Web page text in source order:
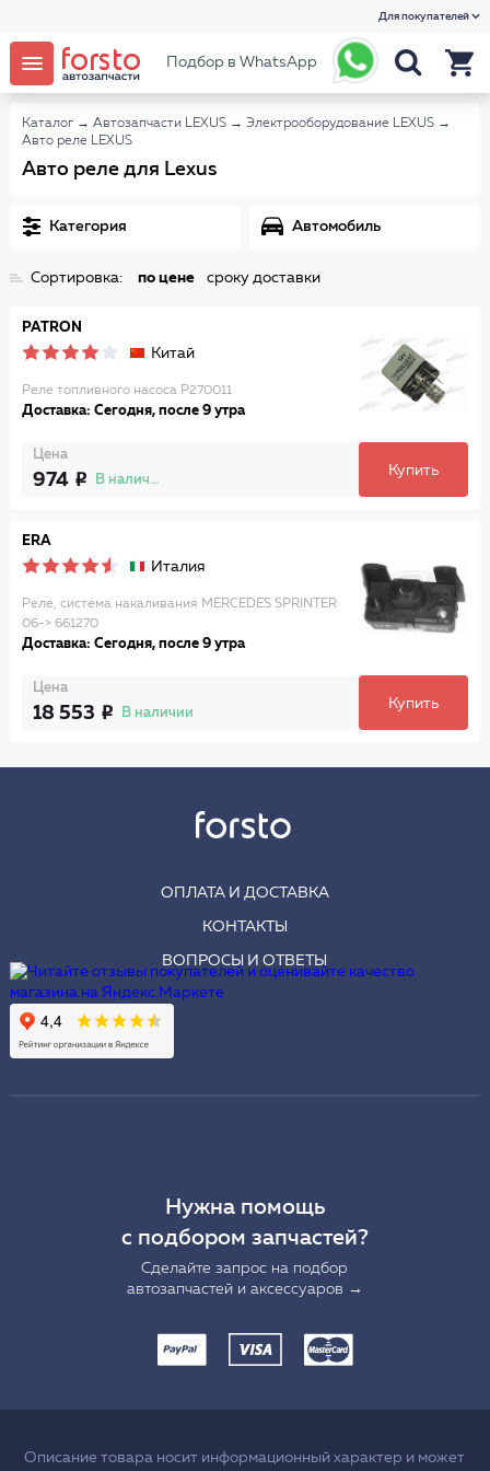
Для покупателей
Подбор в WhatsApp
Каталог → Автозапчасти LEXUS → Электрооборудование LEXUS →
Авто реле LEXUS
Авто реле для Lexus
Категория Автомобиль
Сортировка: по цене сроку доставки
PATRON
Китай
Реле топливного насоса P270011
Доставка: Сегодня, после 9 утра
Цена
974 В наличии
Купить
ERA
Италия
Реле, система накаливания MERCEDES SPRINTER
06-> 661270
Доставка: Сегодня, после 9 утра
Цена
18 553 В наличии
Купить
ОПЛАТА И ДОСТАВКА
КОНТАКТЫ
ВОПРОСЫ И ОТВЕТЫ
Нужна помощь
с подбором запчастей?
Сделайте запрос на подбор
автозапчастей и аксессуаров →
Описание товара носит информационный характер и может